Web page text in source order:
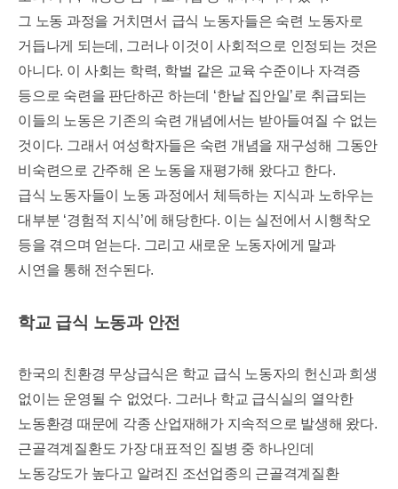
그 노동 과정을 거치면서 급식 노동자들은 숙련 노동자로
거듭나게 되는데 , 그러나 이것이 사회적으로 인정되는 것은
아니다. 이 사회는 학력, 학벌 같은 교육 수준이나 자격증
등으로 숙련을 판단하곤 하는데 ‘한낱 집안일’ 로 취급되는
이들의 노동은 기존의 숙련 개념에서는 받아들여질 수 없는
것이다. 그래서 여성학자들은 숙련 개념을 재구성해 그동안
비숙련으로 간주해 온 노동을 재평가해 왔다고 한다.
급식 노동자들이 노동 과정에서 체득하는 지식과 노하우는
대부분 ‘경험적 지식’에 해당한다. 이는 실전에서 시행착오
등을 겪으며 얻는다. 그리고 새로운 노동자에게 말과
시연을 통해 전수된다.
학교 급식 노동과 안전
한국의 친환경 무상급식은 학교 급식 노동자의 헌신과 희생
없이는 운영될 수 없었다. 그러나 학교 급식실의 열악한
노동환경 때문에 각종 산업재해가 지속적으로 발생해 왔다.
근골격계질환도 가장 대표적인 질병 중 하나인데
노동강도가 높다고 알려진 조선업종의 근골격계질환